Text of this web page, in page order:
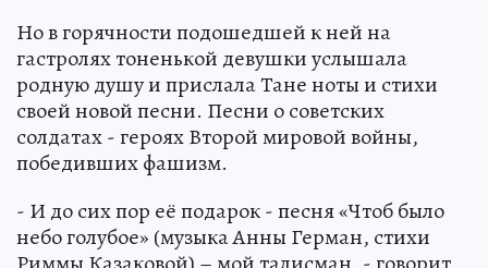
Но в горячности подошедшей к ней на
гастролях тоненькой девушки услышала
родную душу и прислала Тане ноты и стихи
своей новой песни. Песни о советских
солдатах - героях Второй мировой войны,
победивших фашизм.
- И до сих пор её подарок - песня «Чтоб было
небо голубое» (музыка Анны Герман, стихи